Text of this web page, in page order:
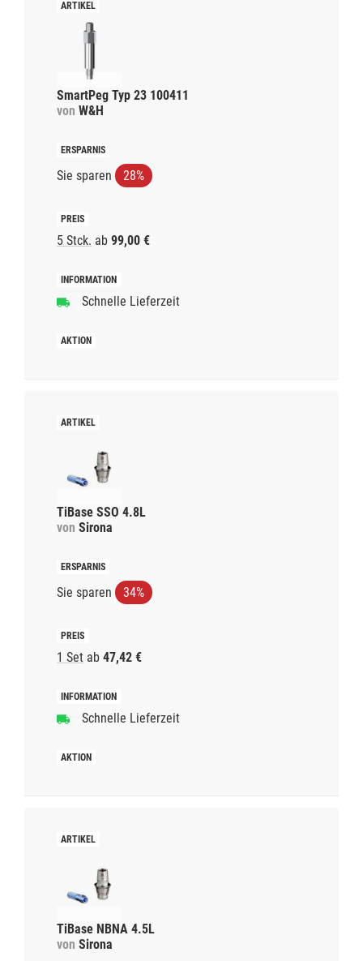
SmartPeg Typ 23 100411
von W&H
Sie sparen 28%
5 Stck. ab 99,00 €
Schnelle Lieferzeit
TiBase SSO 4.8L
von Sirona
Sie sparen 34%
1 Set ab 47,42 €
Schnelle Lieferzeit
TiBase NBNA 4.5L
von Sirona